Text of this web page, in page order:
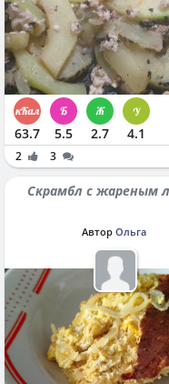
63.7 5.5 2.7 4.1
2 3
Скрамбл с жареным
Автор Ольга